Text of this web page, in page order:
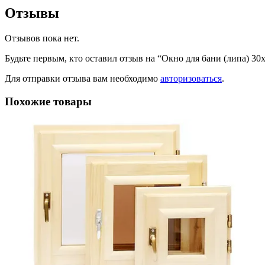
Отзывы
Отзывов пока нет.
Будьте первым, кто оставил отзыв на “Окно для бани (липа)
Для отправки отзыва вам необходимо авторизоваться.
Похожие товары